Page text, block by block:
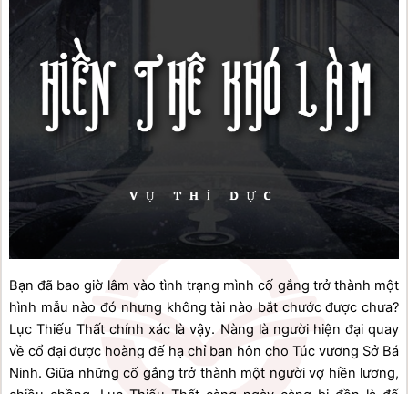
Bạn đã bao giờ lâm vào tình trạng mình cố gắng trở thành một
hình mẫu nào đó nhưng không tài nào bắt chước được chưa?
Lục Thiếu Thất chính xác là vậy. Nàng là người hiện đại quay
về cổ đại được hoàng đế hạ chỉ ban hôn cho Túc vương Sở Bá
Ninh. Giữa những cố gắng trở thành một người vợ hiền lương,